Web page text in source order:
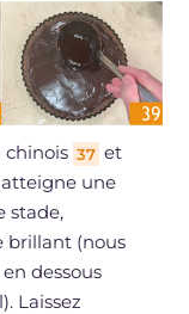
chinois 37 et
une
stade,
brillant (nous
dessous
Laissez